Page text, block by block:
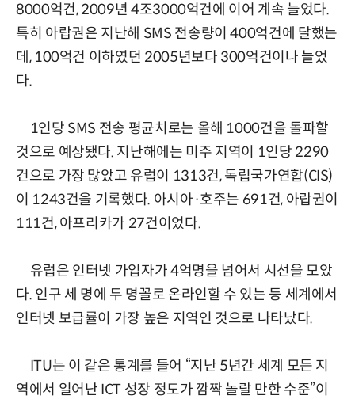
8000억건, 2009년 4조3000억건에 이어 계속 늘었다.
특히 아랍권은 지난해 SMS 전송량이 400억건에 달했는
데, 100억건 이하였던 2005년보다 300억건이나 늘었
다.
1인당 SMS 전송 평균치로는 올해 1000건을 돌파할
것으로 예상됐다. 지난해에는 미주 지역이 1인당 2290
건으로 가장 많았고 유럽이 1313건, 독립국가연합(CIS)
이 1243건을 기록했다. 아시아·호주는 691건, 아랍권이
111건, 아프리카가 27건이었다.
유럽은 인터넷 가입자가 4억명을 넘어서 시선을 모았
다. 인구 세 명에 두 명꼴로 온라인할 수 있는 등 세계에서
인터넷 보급률이 가장 높은 지역인 것으로 나타났다.
ITU는 이 같은 통계를 들어 “지난 5년간 세계 모든 지
역에서 일어난 ICT 성장 정도가 깜짝 놀랄 만한 수준”이